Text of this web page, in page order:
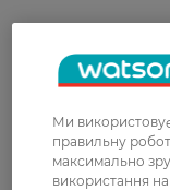
Матвій
10 січня, 2026
Як
Ми
правильну
максимально
використання